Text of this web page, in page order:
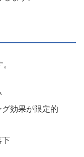
効果が限定的
下